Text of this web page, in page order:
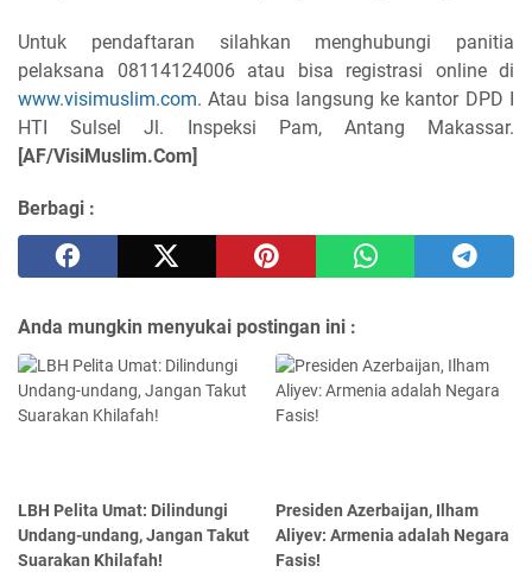
Untuk pendaftaran silahkan menghubungi panitia
pelaksana 08114124006 atau bisa registrasi online di
www.visimuslim.com. Atau bisa langsung ke kantor DPD I
HTI Sulsel Jl. Inspeksi Pam, Antang Makassar.
[AF/VisiMuslim.Com]
Berbagi :
Anda mungkin menyukai postingan ini :
LBH Pelita Umat: Dilindungi
Undang-undang, Jangan Takut
Suarakan Khilafah!
Presiden Azerbaijan, Ilham
Aliyev: Armenia adalah Negara
Fasis!